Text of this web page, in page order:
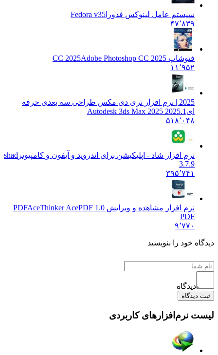
سیستم عامل لینوکس فدورا Fedora v35
۴۷٬۸۳۹
فتوشاپ CC 2025 Adobe Photoshop CC 2025
۱۱٬۹۵۲
2025 | نرم افزار تری دی مکس طراحی سه بعدی حرفه
ای Autodesk 3ds Max 2025 2025.1
۵۱۸٬۰۴۸
نرم افزار شاد - اپلیکیشن برای اندروید و آیفون و کامپیوتر shad
3.7.9
۳۹۵٬۷۴۱
نرم افزار مشاهده و ویرایش PDF AceThinker AcePDF 1.0
PDF
۹٬۷۷۰
دیدگاه خود را بنویسید
دیدگاه
ثبت دیدگاه
لیست نرم‌افزارهای کاربردی